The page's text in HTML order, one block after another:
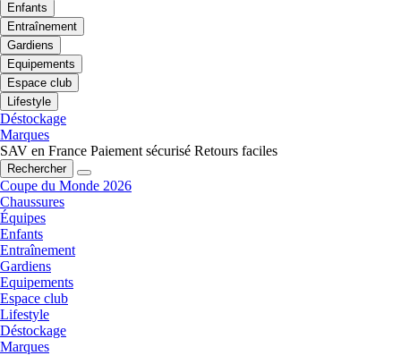
Enfants
Entraînement
Gardiens
Equipements
Espace club
Lifestyle
Déstockage
Marques
SAV en France Paiement sécurisé Retours faciles
Rechercher
Coupe du Monde 2026
Chaussures
Équipes
Enfants
Entraînement
Gardiens
Equipements
Espace club
Lifestyle
Déstockage
Marques